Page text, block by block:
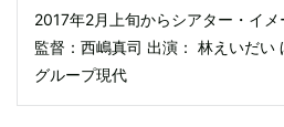
2017年2月上旬からシアター・イ
監督：西嶋真司 出演： 林えいだい
グループ現代